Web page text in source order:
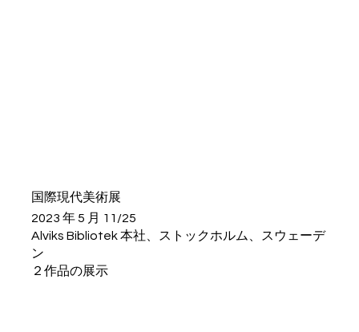
国際現代美術展
2023 年 5 月 11/25
Alviks Bibliotek 本社、ストックホルム、スウェーデ
ン
２作品の展示